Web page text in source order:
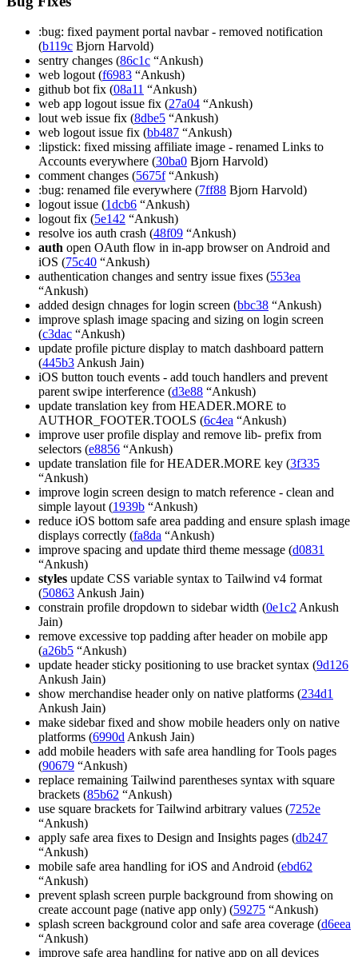
:bug: fixed payment portal navbar - removed notification
(b119c Bjorn Harvold)
sentry changes (86c1c “Ankush)
web logout (f6983 “Ankush)
github bot fix (08a11 “Ankush)
web app logout issue fix (27a04 “Ankush)
lout web issue fix (8dbe5 “Ankush)
web logout issue fix (bb487 “Ankush)
:lipstick: fixed missing affiliate image - renamed Links to
Accounts everywhere (30ba0 Bjorn Harvold)
comment changes (5675f“Ankush)
:bug: renamed file everywhere (7ff88 Bjorn Harvold)
logout issue (1dcb6 “Ankush)
logout fix (5e142 “Ankush)
resolve ios auth crash (48f09 “Ankush)
auth open OAuth flow in in-app browser on Android and
iOS (75c40 “Ankush)
authentication changes and sentry issue fixes (553ea
“Ankush)
added design chnages for login screen (bbc38 “Ankush)
improve splash image spacing and sizing on login screen
(c3dac “Ankush)
update profile picture display to match dashboard pattern
(445b3 Ankush Jain)
iOS button touch events - add touch handlers and prevent
parent swipe interference (d3e88 “Ankush)
update translation key from HEADER.MORE to
AUTHOR_FOOTER.TOOLS (6c4ea “Ankush)
improve user profile display and remove lib- prefix from
selectors (e8856 “Ankush)
update translation file for HEADER.MORE key (3f335
“Ankush)
improve login screen design to match reference - clean and
simple layout (1939b “Ankush)
reduce iOS bottom safe area padding and ensure splash image
displays correctly (fa8da “Ankush)
improve spacing and update third theme message (d0831
“Ankush)
styles update CSS variable syntax to Tailwind v4 format
(50863 Ankush Jain)
constrain profile dropdown to sidebar width (0e1c2 Ankush
Jain)
remove excessive top padding after header on mobile app
(a26b5 “Ankush)
update header sticky positioning to use bracket syntax (9d126
Ankush Jain)
show merchandise header only on native platforms (234d1
Ankush Jain)
make sidebar fixed and show mobile headers only on native
platforms (6990d Ankush Jain)
add mobile headers with safe area handling for Tools pages
(90679 “Ankush)
replace remaining Tailwind parentheses syntax with square
brackets (85b62 “Ankush)
use square brackets for Tailwind arbitrary values (7252e
“Ankush)
apply safe area fixes to Design and Insights pages (db247
“Ankush)
mobile safe area handling for iOS and Android (ebd62
“Ankush)
prevent splash screen purple background from showing on
create account page (native app only) (59275 “Ankush)
splash screen background color and safe area coverage (d6eea
“Ankush)
improve safe area handling for native app on all devices